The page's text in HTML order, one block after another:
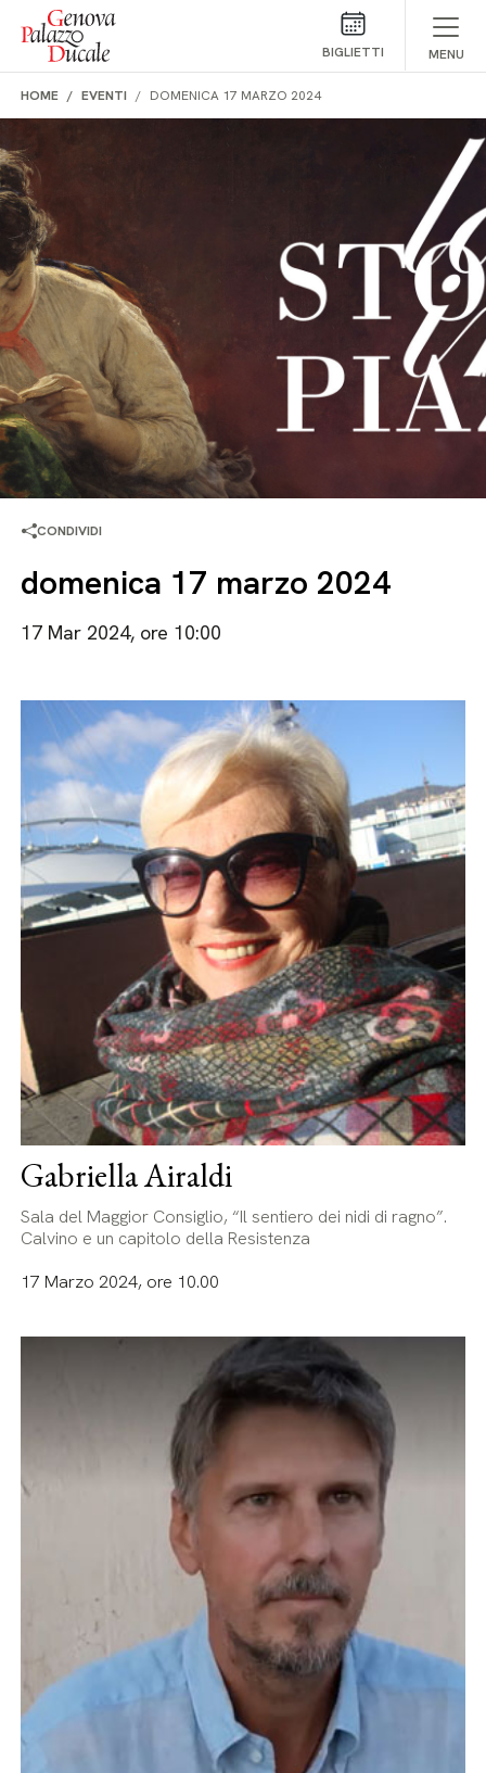
Salta al contenuto
BIGLIETTI MENU
HOME EVENTI DOMENICA 17 MARZO 2024
CONDIVIDI
domenica 17 marzo 2024
17 Mar 2024, ore 10:00
Gabriella Airaldi
Sala del Maggior Consiglio, “Il sentiero dei nidi di ragno”.
Calvino e un capitolo della Resistenza
17 Marzo 2024, ore 10.00